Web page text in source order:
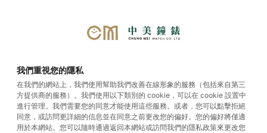
Land-Dweller
我們重視您的隱私
在我們的網站上，我們使用幫助我們改善在線形象的服務（包括來自第三
方提供商的服務）。我們使用以下類別的 cookie，可以在 cookie 設置中
進行管理。我們需要您的同意才能使用這些服務。或者，您可以點擊拒絕
同意，或訪問更詳細的信息並在同意之前更改您的偏好。您的偏好將僅適
用於本網站。您可以隨時通過返回本網站或訪問我們的隱私政策來更改您